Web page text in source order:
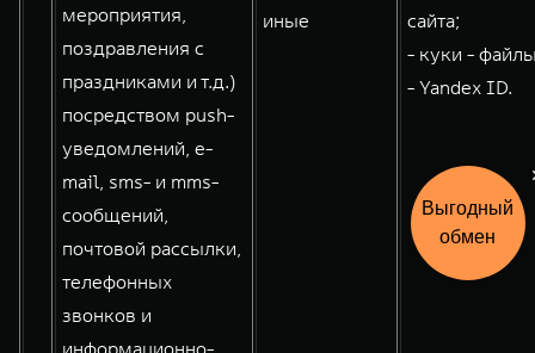
мероприятия,
поздравления с
праздниками и т.д.)
посредством push-
уведомлений, e-
mail, sms- и mms-
сообщений,
почтовой рассылки,
телефонных
звонков и
информационно-
иные
сайта;
- куки -
- Yandex ID.
Выгодный
обмен
Рассчитать
кредит